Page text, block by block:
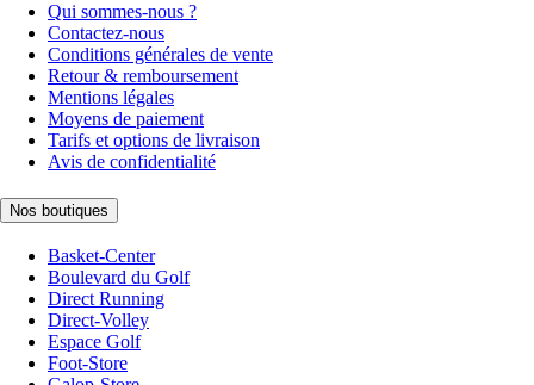
Qui sommes-nous ?
Contactez-nous
Conditions générales de vente
Retour & remboursement
Mentions légales
Moyens de paiement
Tarifs et options de livraison
Avis de confidentialité
Nos boutiques
Basket-Center
Boulevard du Golf
Direct Running
Direct-Volley
Espace Golf
Foot-Store